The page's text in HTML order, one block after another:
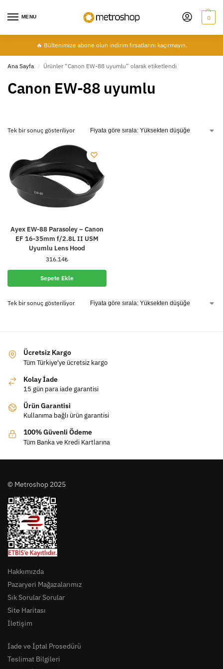
MENU 0
🔥 Bültenimize abone olun indirim fırsatlarını kaçırmayın.
Ana Sayfa / Ürünler “Canon EW-88 uyumlu” olarak etiketlendi
Canon EW-88 uyumlu
Tek bir sonuç gösteriliyor
Ayex EW-88 Parasoley – Canon
EF 16-35mm f/2.8L II USM
Uyumlu Lens Hood
316.14₺
Sepete Ekle
Tek bir sonuç gösteriliyor
Ücretsiz Kargo
Tüm Türkiye'ye ücretsiz kargo
Kolay İade
15 gün para iade garantisi
Ürün Garantisi
Kullanıma bağlı ürün garantisi
100% Güvenli Ödeme
Tüm Banka ve Kredi Kartlarına
© Metroshop 2025
Hakkımızda
Pazaryeri Mağazalarımız
Sık Sorular Sorular
Site Haritası
İletişim
İade ve İptal Prosedürü
Teslimat Bilgileri